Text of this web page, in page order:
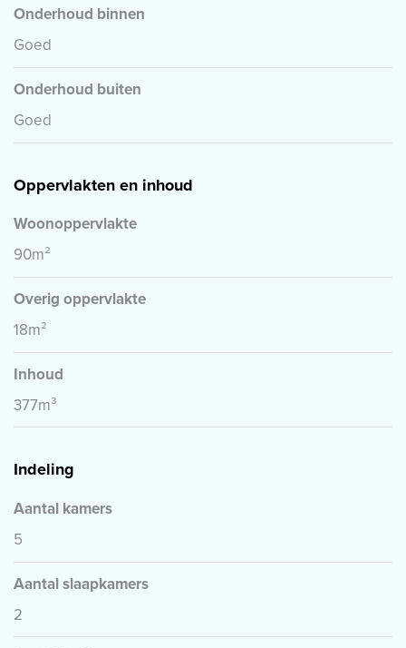
Onderhoud binnen
Goed
Onderhoud buiten
Goed
Oppervlakten en inhoud
Woonoppervlakte
90m²
Overig oppervlakte
18m²
Inhoud
377m³
Indeling
Aantal kamers
5
Aantal slaapkamers
2